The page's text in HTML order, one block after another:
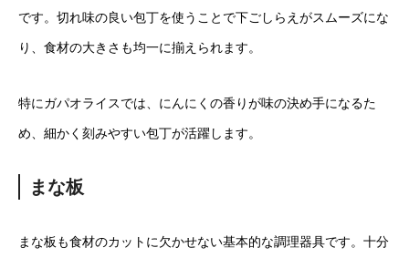
です。切れ味の良い包丁を使うことで下ごしらえがスムーズにな
り、食材の大きさも均一に揃えられます。
特にガパオライスでは、にんにくの香りが味の決め手になるた
め、細かく刻みやすい包丁が活躍します。
まな板
まな板も食材のカットに欠かせない基本的な調理器具です。十分